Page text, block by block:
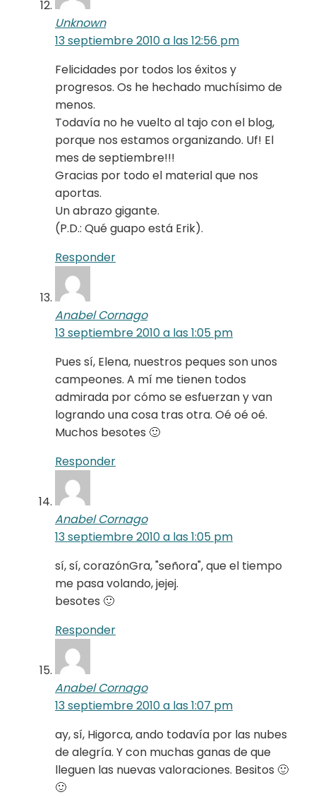
Unknown
13 septiembre 2010 a las 12:56 pm
Felicidades por todos los éxitos y
progresos. Os he hechado muchísimo de
menos.
Todavía no he vuelto al tajo con el blog,
porque nos estamos organizando. Uf! El
mes de septiembre!!!
Gracias por todo el material que nos
aportas.
Un abrazo gigante.
(P.D.: Qué guapo está Erik).
Responder
Anabel Cornago
13 septiembre 2010 a las 1:05 pm
Pues sí, Elena, nuestros peques son unos
campeones. A mí me tienen todos
admirada por cómo se esfuerzan y van
logrando una cosa tras otra. Oé oé oé.
Muchos besotes 🙂
Responder
Anabel Cornago
13 septiembre 2010 a las 1:05 pm
sí, sí, corazónGra, "señora", que el tiempo
me pasa volando, jejej.
besotes 🙂
Responder
Anabel Cornago
13 septiembre 2010 a las 1:07 pm
ay, sí, Higorca, ando todavía por las nubes
de alegría. Y con muchas ganas de que
lleguen las nuevas valoraciones. Besitos 🙂
🙂